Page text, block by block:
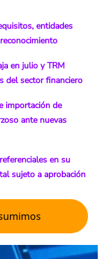
entidades
en julio y TRM
del sector financiero
importación de
ante nuevas
en su
sujeto a aprobación